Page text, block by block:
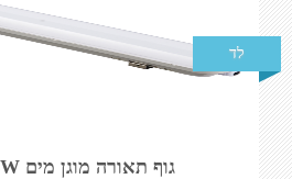
גוף תאורה מוגן מים 36W לד רציף
לד